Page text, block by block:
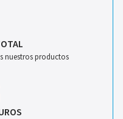
nuestros productos